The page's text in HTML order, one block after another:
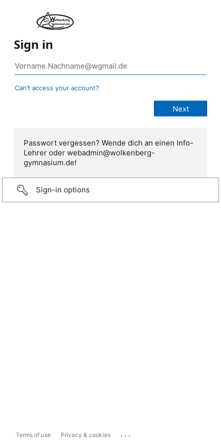
Sign in
Can’t access your account?
Passwort vergessen? Wende dich an einen Info-
Lehrer oder webadmin@wolkenberg-
gymnasium.de!
Sign-in options
Terms of use Privacy & cookies ...